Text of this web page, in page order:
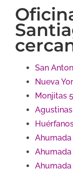
San
Nueva
Monjitas
Ahumada
Ahumada
Ahumada